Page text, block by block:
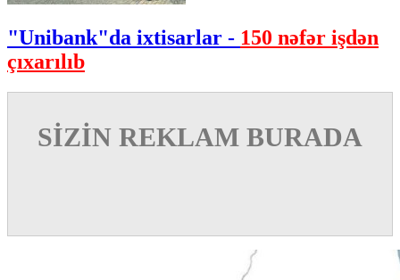
"Unibank"da ixtisarlar - 150 nəfər işdən
çıxarılıb
SİZİN REKLAM BURADA